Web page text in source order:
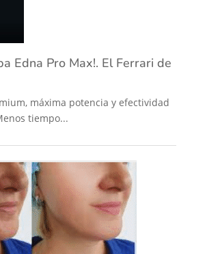
Edna Pro Max!. El Ferrari de
máxima potencia y efectividad
tiempo...